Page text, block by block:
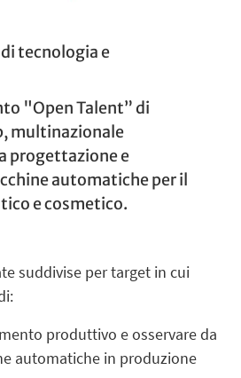
tecnologia e
"Open Talent” di
multinazionale
progettazione e
automaticheper il
e cosmetico.
suddivise per target in cui
produttivo e osservare da
automatiche in produzione